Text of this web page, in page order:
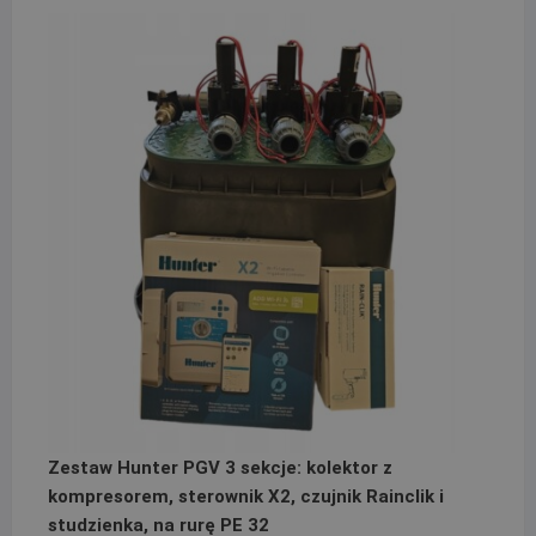
Zestaw Hunter PGV 3 sekcje: kolektor z
kompresorem, sterownik X2, czujnik Rainclik i
studzienka, na rurę PE 32